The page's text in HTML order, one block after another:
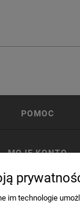
POMOC
MOJE KONTO
im technologie